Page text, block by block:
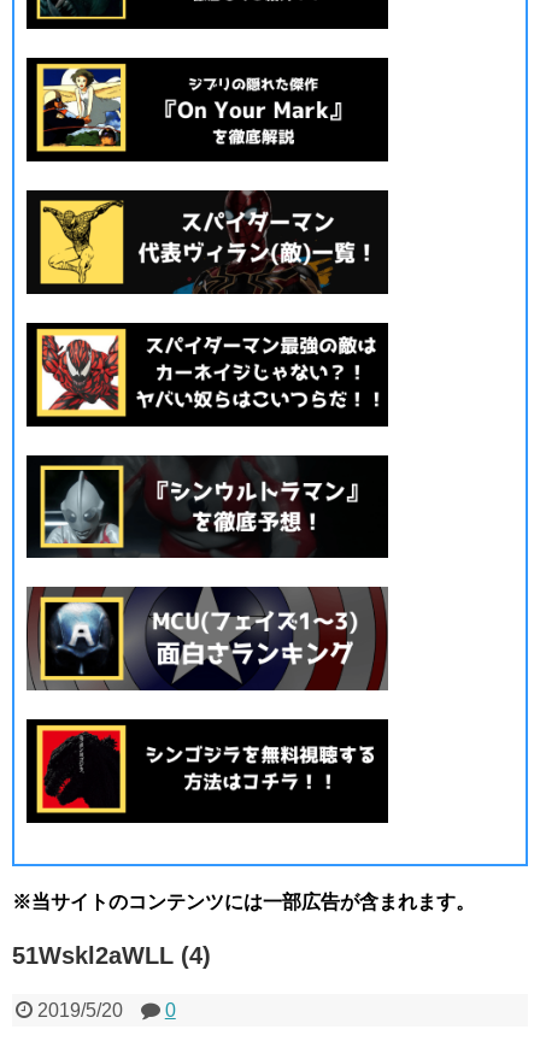
※当サイトのコンテンツには一部広告が含まれます。
51Wskl2aWLL (4)
2019/5/20 0